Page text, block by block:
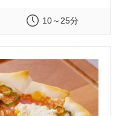
10～25分